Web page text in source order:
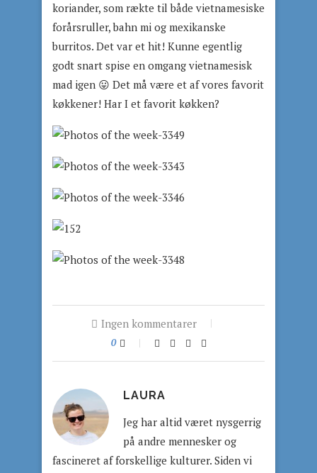
koriander, som rækte til både vietnamesiske
forårsruller, bahn mi og mexikanske
burritos. Det var et hit! Kunne egentlig
godt snart spise en omgang vietnamesisk
mad igen 😛 Det må være et af vores favorit
køkkener! Har I et favorit køkken?
Ingen kommentarer
0
LAURA
Jeg har altid været nysgerrig
på andre mennesker og
fascineret af forskellige kulturer. Siden vi